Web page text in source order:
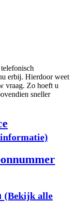
erbij. Hierdoor weet
vraag. Zo hoeft u
sneller
(Bekijk alle